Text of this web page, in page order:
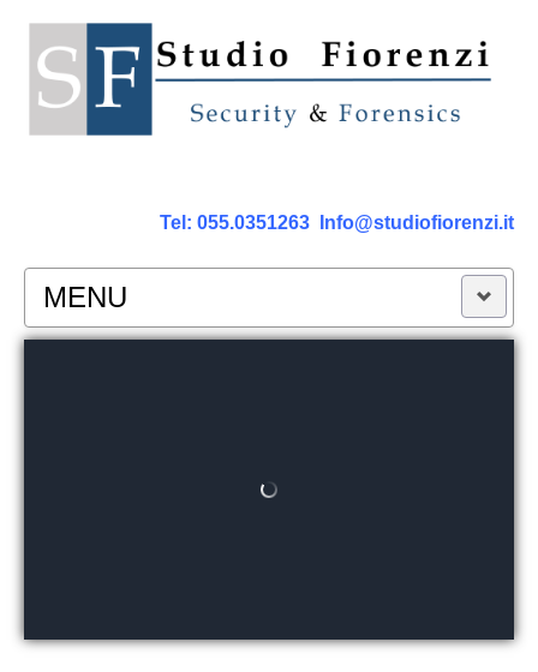
Tel: 055.0351263 Info@studiofiorenzi.it
MENU
Perizia Smartphone Tablet,Cell.